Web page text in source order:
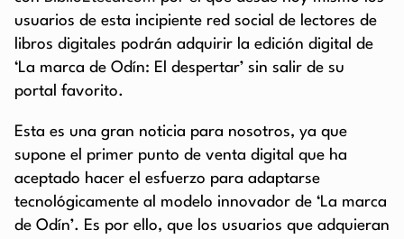
usuarios de esta incipiente red social de lectores de
libros digitales podrán adquirir la edición digital de
‘La marca de Odín: El despertar’ sin salir de su
portal favorito.
Esta es una gran noticia para nosotros, ya que
supone el primer punto de venta digital que ha
aceptado hacer el esfuerzo para adaptarse
tecnológicamente al modelo innovador de ‘La marca
de Odín’. Es por ello, que los usuarios que adquieran